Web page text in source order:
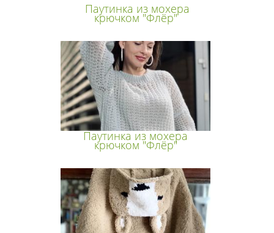
Паутинка из мохера
крючком "Флёр"
Паутинка из мохера
крючком "Флёр"